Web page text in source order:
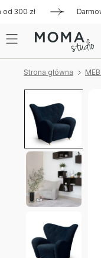
zł Darmowa
Strona główna